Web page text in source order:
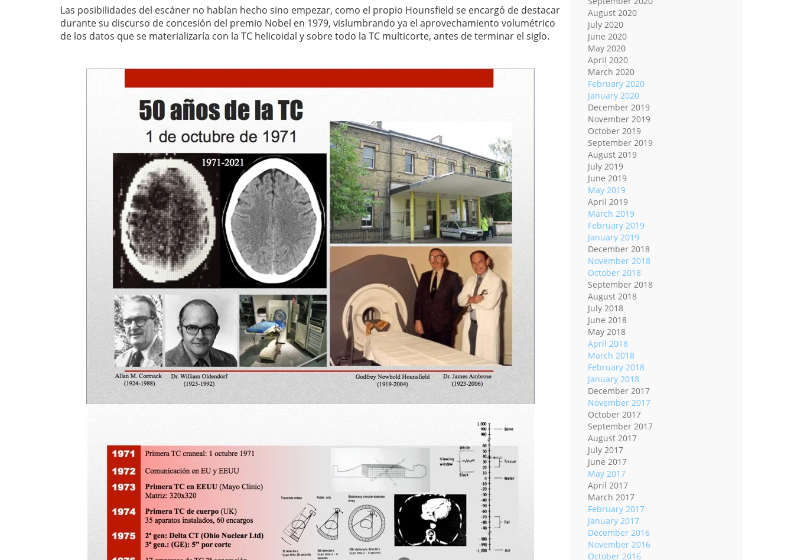
Las posibilidades del escáner no habían hecho sino empezar, como el propio Hounsfield se encargó de destacar
durante su discurso de concesión del premio Nobel en 1979, vislumbrando ya el aprovechamiento volumétrico
de los datos que se materializaría con la TC helicoidal y sobre todo la TC multicorte, antes de terminar el siglo.
August 2020
July 2020
June 2020
May 2020
April 2020
March 2020
February 2020
January 2020
December 2019
November 2019
October 2019
September 2019
August 2019
July 2019
June 2019
May 2019
April 2019
March 2019
February 2019
January 2019
December 2018
November 2018
October 2018
September 2018
August 2018
July 2018
June 2018
May 2018
April 2018
March 2018
February 2018
January 2018
December 2017
November 2017
October 2017
September 2017
August 2017
July 2017
June 2017
May 2017
April 2017
March 2017
February 2017
January 2017
December 2016
November 2016
October 2016